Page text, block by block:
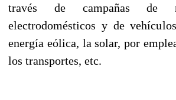
través de campañas de
electrodomésticos y de
energía eólica, la solar, por
los transportes, etc.